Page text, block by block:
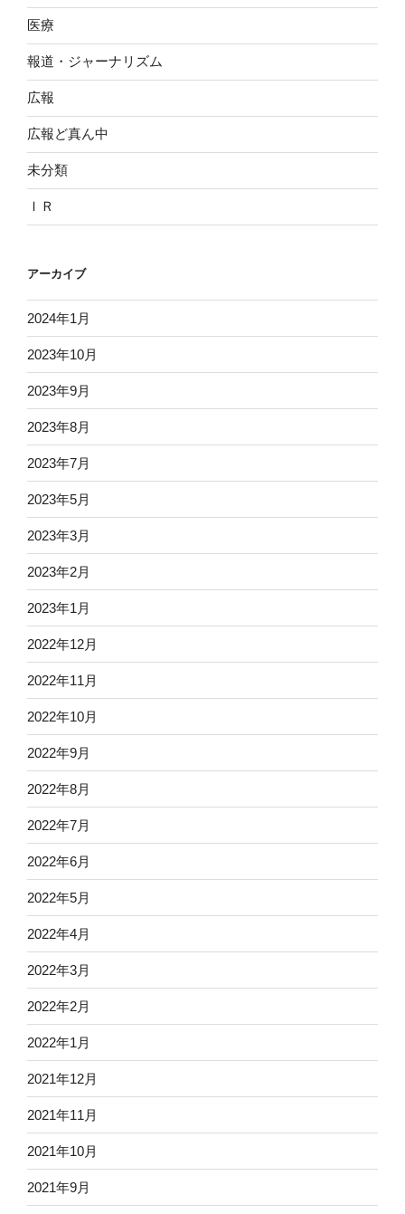
医療
報道・ジャーナリズム
広報
広報ど真ん中
未分類
ＩＲ
アーカイブ
2024年1月
2023年10月
2023年9月
2023年8月
2023年7月
2023年5月
2023年3月
2023年2月
2023年1月
2022年12月
2022年11月
2022年10月
2022年9月
2022年8月
2022年7月
2022年6月
2022年5月
2022年4月
2022年3月
2022年2月
2022年1月
2021年12月
2021年11月
2021年10月
2021年9月